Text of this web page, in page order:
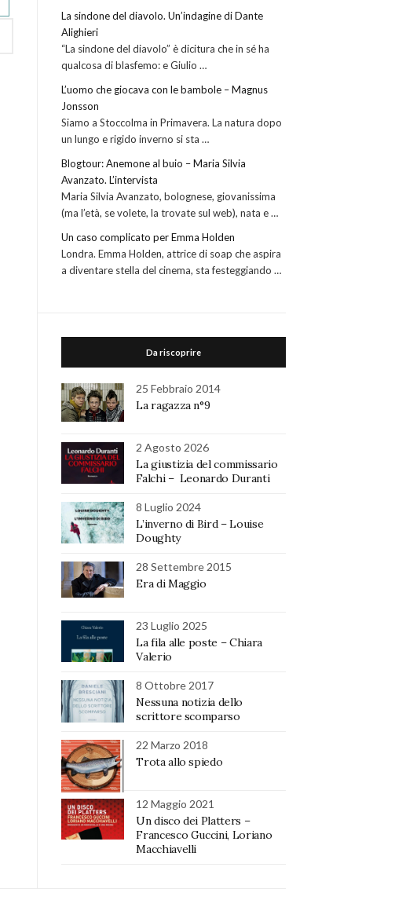
La sindone del diavolo. Un’indagine di Dante
Alighieri
“La sindone del diavolo” è dicitura che in sé ha
qualcosa di blasfemo: e Giulio …
L’uomo che giocava con le bambole – Magnus
Jonsson
Siamo a Stoccolma in Primavera. La natura dopo
un lungo e rigido inverno si sta …
Blogtour: Anemone al buio – Maria Silvia
Avanzato. L’intervista
Maria Silvia Avanzato, bolognese, giovanissima
(ma l’età, se volete, la trovate sul web), nata e …
Un caso complicato per Emma Holden
Londra. Emma Holden, attrice di soap che aspira
a diventare stella del cinema, sta festeggiando …
Da riscoprire
25 Febbraio 2014
La ragazza n°9
2 Agosto 2026
La giustizia del commissario
Falchi – Leonardo Duranti
8 Luglio 2024
L’inverno di Bird – Louise
Doughty
28 Settembre 2015
Era di Maggio
23 Luglio 2025
La fila alle poste – Chiara
Valerio
8 Ottobre 2017
Nessuna notizia dello
scrittore scomparso
22 Marzo 2018
Trota allo spiedo
12 Maggio 2021
Un disco dei Platters –
Francesco Guccini, Loriano
Macchiavelli